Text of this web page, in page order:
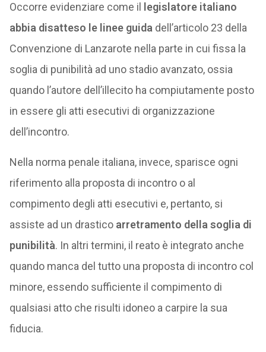
Occorre evidenziare come il
legislatore italiano
abbia disatteso le linee guida dell’articolo 23 della
Convenzione di Lanzarote nella parte in cui fissa la
soglia di punibilità ad uno stadio avanzato, ossia
quando l’autore dell’illecito ha compiutamente posto
in essere gli atti esecutivi di organizzazione
dell’incontro.
Nella norma penale italiana, invece, sparisce ogni
riferimento alla proposta di incontro o al
compimento degli atti esecutivi e, pertanto, si
assiste ad un drastico arretramento della soglia di
punibilità. In altri termini, il reato è integrato anche
quando manca del tutto una proposta di incontro col
minore, essendo sufficiente il compimento di
qualsiasi atto che risulti idoneo a carpire la sua
fiducia.